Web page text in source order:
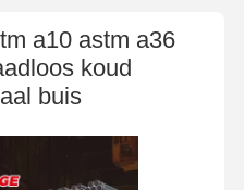
a10 astm a36
koud
buis